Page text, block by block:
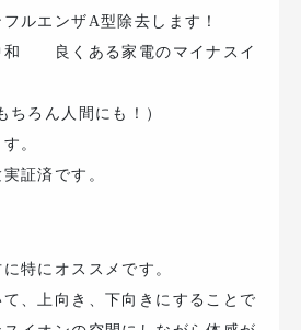
エンザA型除去します！
和 良くある家電のマイナスイ
ちろん人間にも！）
。
証済です。
特にオススメです。
、上向き、下向きにすることで